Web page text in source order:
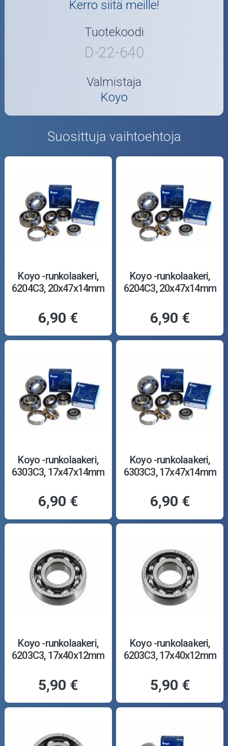
Kerro siitä meille!
Tuotekoodi
D-22-640
Valmistaja
Koyo
Suosittuja vaihtoehtoja
Koyo -runkolaakeri,
6204C3, 20x47x14mm
6,90 €
Koyo -runkolaakeri,
6204C3, 20x47x14mm
6,90 €
Koyo -runkolaakeri,
6303C3, 17x47x14mm
6,90 €
Koyo -runkolaakeri,
6303C3, 17x47x14mm
6,90 €
Koyo -runkolaakeri,
6203C3, 17x40x12mm
5,90 €
Koyo -runkolaakeri,
6203C3, 17x40x12mm
5,90 €